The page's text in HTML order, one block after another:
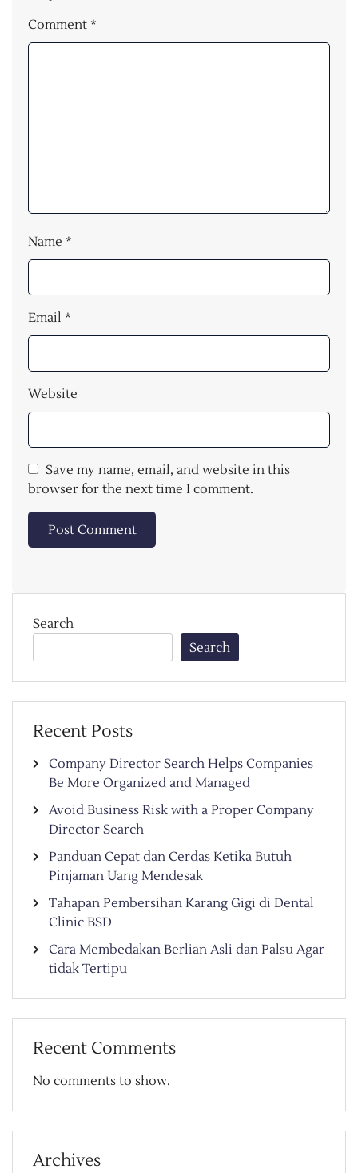
Comment *
Name *
Email *
Website
Save my name, email, and website in this
browser for the next time I comment.
Search
Search
Recent Posts
Company Director Search Helps Companies
Be More Organized and Managed
Avoid Business Risk with a Proper Company
Director Search
Panduan Cepat dan Cerdas Ketika Butuh
Pinjaman Uang Mendesak
Tahapan Pembersihan Karang Gigi di Dental
Clinic BSD
Cara Membedakan Berlian Asli dan Palsu Agar
tidak Tertipu
Recent Comments
No comments to show.
Archives